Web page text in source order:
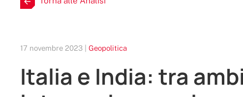
17 novembre 2023 | Geopolitica
Italia e India: tra